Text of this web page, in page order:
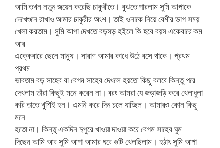
আমি তখন নতুন জয়েন করেছি চাকুরীতে। বুঝতে পারলাম সুমি আপাকে
দেখেশুনে রাখাও আমার চাকুরীর অংশ। তাই ওনাকে নিয়ে বেশীর ভাগ সময়
খেলা করতাম। সুমি আপা দেখতে বড়সড় হইলে কি হবে বয়স একেবারে কম
আর
এক্কেবারে ছেলে মানুষ। সারাণ আমার কাধে উঠে বসে থাকে। প্রথম
প্রথম
ভাবতাম বড় সাহেব বা বেগম সাহেব দেখলে হয়তো কিছু বলবে কিন্তু পরে
দেখলাম তাঁরা কিছুই মনে করেন না। বরং আমরা যে জড়াজড়ি করে খেলাধুলা
করি তাতে খুশিই হন। এমনি করে দিন চলে যাচ্ছিল। আমারও কোন কিছু
মনে
হতো না। কিন্তু একদিন দুপুরে খাওয়া দাওয়া করে বেগম সাহেব ঘুম
দিছেন আমি আর সুমি আপা আমার ঘরে গুটি খেলছিলাম। হঠাৎ সুমি আপা